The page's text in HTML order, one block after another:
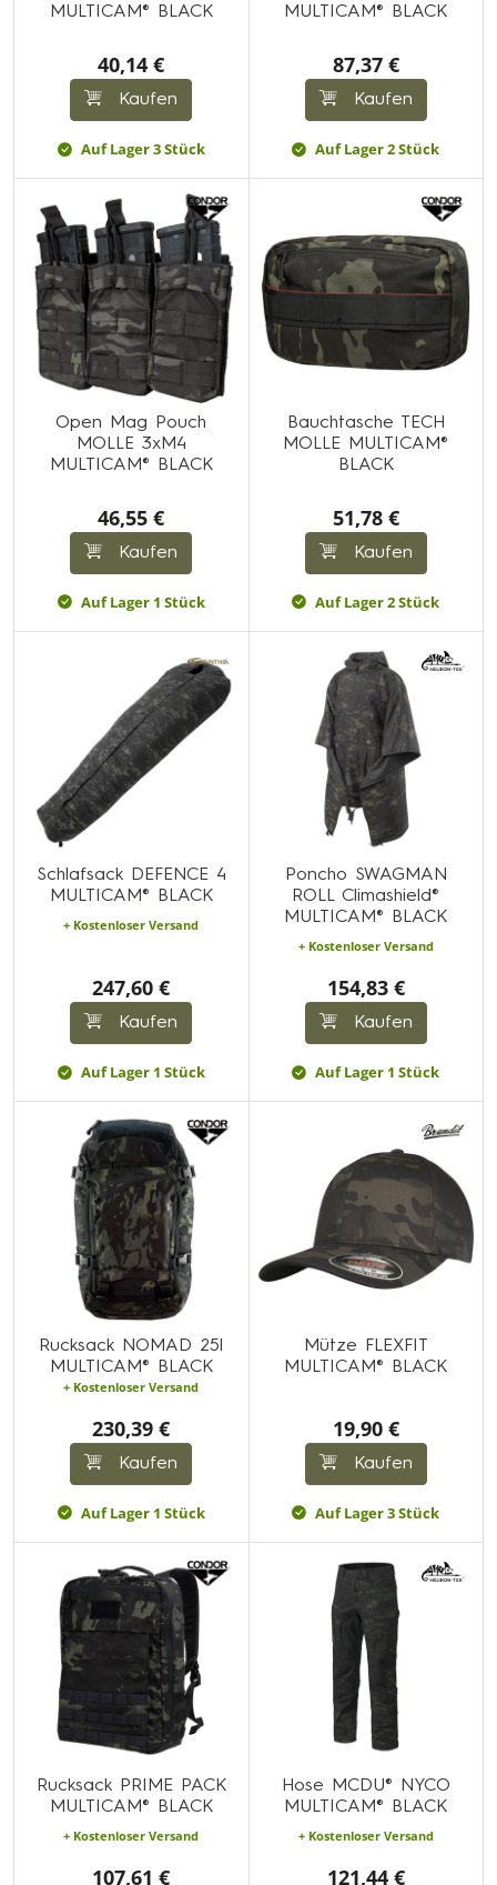
MULTICAM® BLACK
40,14 €
Kaufen
Auf Lager 3 Stück
MULTICAM® BLACK
87,37 €
Kaufen
Auf Lager 2 Stück
Open Mag Pouch
MOLLE 3xM4
MULTICAM® BLACK
46,55 €
Kaufen
Auf Lager 1 Stück
Bauchtasche TECH
MOLLE MULTICAM®
BLACK
51,78 €
Kaufen
Auf Lager 2 Stück
Schlafsack DEFENCE 4
MULTICAM® BLACK
+ Kostenloser Versand
247,60 €
Kaufen
Auf Lager 1 Stück
Poncho SWAGMAN
ROLL Climashield®
MULTICAM® BLACK
+ Kostenloser Versand
154,83 €
Kaufen
Auf Lager 1 Stück
Rucksack NOMAD 25l
MULTICAM® BLACK
+ Kostenloser Versand
230,39 €
Kaufen
Auf Lager 1 Stück
Mütze FLEXFIT
MULTICAM® BLACK
19,90 €
Kaufen
Auf Lager 3 Stück
Rucksack PRIME PACK
MULTICAM® BLACK
+ Kostenloser Versand
107,61 €
Hose MCDU® NYCO
MULTICAM® BLACK
+ Kostenloser Versand
121,44 €